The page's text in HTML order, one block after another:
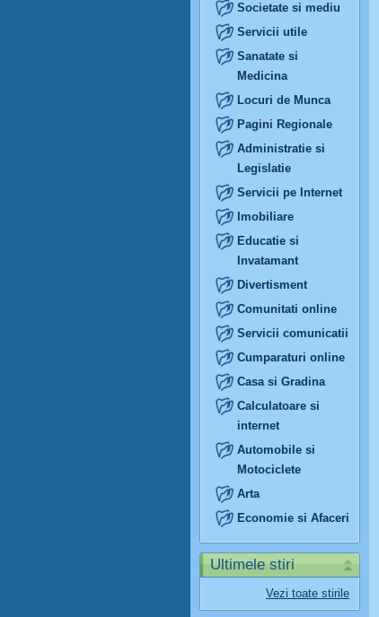
Societate si mediu
Servicii utile
Sanatate si
Medicina
Locuri de Munca
Pagini Regionale
Administratie si
Legislatie
Servicii pe Internet
Imobiliare
Educatie si
Invatamant
Divertisment
Comunitati online
Servicii comunicatii
Cumparaturi online
Casa si Gradina
Calculatoare si
internet
Automobile si
Motociclete
Arta
Economie si Afaceri
Ultimele stiri
Vezi toate stirile